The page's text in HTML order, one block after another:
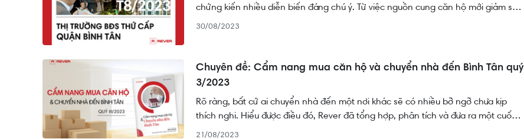
chứng kiến nhiều diễn biến đáng chú ý. Từ việc nguồn cung căn hộ mới giảm sút
do quỹ đất thu hẹp và lãi suất ngân hàng tăng, đến ảnh hưởng của dịch Covid-
trọng.
30/08/2023
Chuyên đề: Cẩm nang mua căn hộ và chuyển nhà đến Bình Tân quý
3/2023
Rõ ràng, bất cứ ai chuyển nhà đến một nơi khác sẽ có nhiều bỡ ngỡ chưa kịp
thích nghi. Hiểu được điều đó, Rever đã tổng hợp, phân tích và đưa ra một cuốn
cẩm nang mua nhà căn hộ và chuyển nhà đến Bình Tân. Tài liệu sẽ bao gồm
21/08/2023